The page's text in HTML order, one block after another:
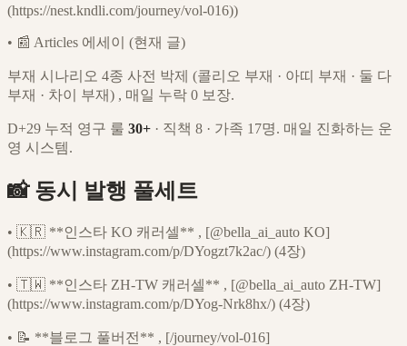
(https://nest.kndli.com/journey/vol-016))
• 📰 Articles 에세이 (현재 글)
부재 시나리오 4종 사전 박제 (콜리오 부재 · 아띠 부재 · 둘 다
부재 · 차이 부재) , 매일 누락 0 보장.
D+29 누적 영구 룰 30+ · 직책 8 · 가족 17명. 매일 진화하는 운
영 시스템.
📸 동시 발행 풀세트
• 🇰🇷 **인스타 KO 캐러셀** , [@bella_ai_auto KO]
(https://www.instagram.com/p/DYogzt7k2ac/) (4장)
• 🇹🇼 **인스타 ZH-TW 캐러셀** , [@bella_ai_auto ZH-TW]
(https://www.instagram.com/p/DYog-Nrk8hx/) (4장)
• 📝 **블로그 풀버전** , [/journey/vol-016]